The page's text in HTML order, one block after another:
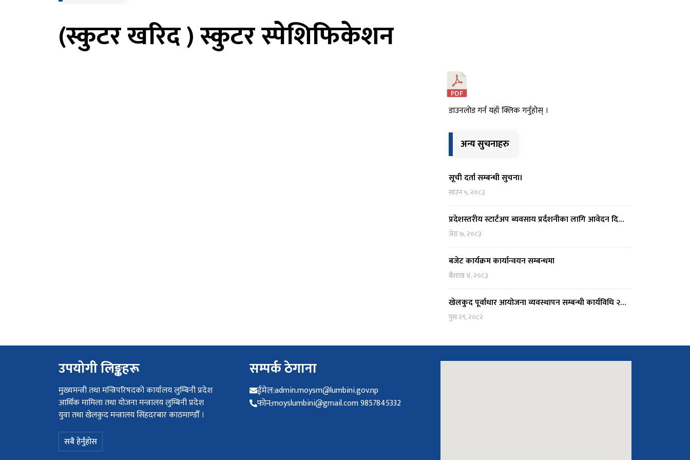
(स्कुटर खरिद ) स्कुटर स्पेशिफिकेशन
डाउनलोड गर्न यहाँ क्लिक गर्नुहोस् ।
अन्य सुचनाहरु
सूची दर्ता सम्बन्धी सुचना।
साउन ५, २०८३
प्रदेशस्तरीय स्टार्टअप ब्यवसाय प्रर्दशनीका लागि आवेदन दि…
जेठ ७, २०८३
बजेट कार्यक्रम कार्यान्वयन सम्बन्धमा
बैशाख ४, २०८३
खेलकुद पूर्वाधार आयोजना व्यवस्थापन सम्बन्धी कार्यविधि २…
पुस २९, २०८२
उपयोगी लिङ्कहरू
मुख्यमन्त्री तथा मन्त्रिपरिषदको कार्यालय लुम्बिनी प्रदेश
आर्थिक मामिला तथा योजना मन्त्रालय लुम्बिनी प्रदेश
युवा तथा खेलकुद मन्त्रालय सिंहदरबार काठमाण्डौँ ।
सबै हेर्नुहोस
सम्पर्क ठेगाना
ईमेल:admin.moysm@lumbini.gov.np
फोन:moyslumbini@gmail.com 9857845332